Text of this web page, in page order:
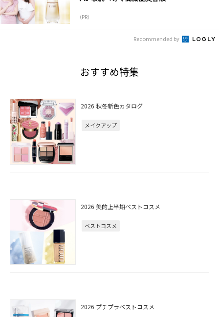
（PR）
Recommended by
おすすめ特集
2026 秋冬新色カタログ
メイクアップ
2026 美的上半期ベストコスメ
ベストコスメ
2026 プチプラベストコスメ